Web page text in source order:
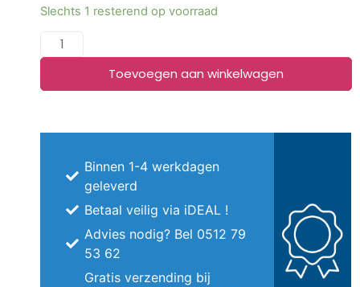
Slechts 1 resterend op voorraad
Toevoegen aan winkelwagen
Binnen 1-4 werkdagen
geleverd
Betaal veilig via iDEAL !
Advies nodig? Bel 0512 79
53 62
Gratis verzending bij